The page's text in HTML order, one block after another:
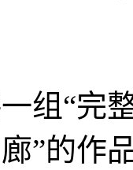
组“完
”的作